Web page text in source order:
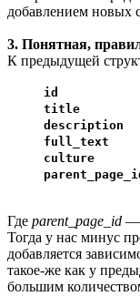
добавлением новых
3. Понятная,
К предыдущей
id
title
description
full_text
culture
Где parent_page_id —
Тогда у нас минус
добавляется
такое-же как у
большим